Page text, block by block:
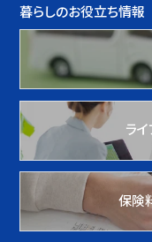
暮らしのお役立ち情報
ラ
保険